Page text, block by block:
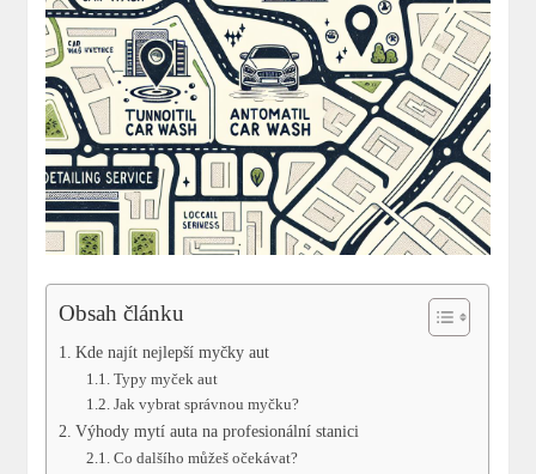
Obsah článku
Kde najít nejlepší myčky aut
Typy myček aut
Jak vybrat správnou myčku?
Výhody mytí auta na profesionální stanici
Co dalšího můžeš očekávat?